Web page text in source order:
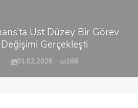
Üst Düzey Bir Görev
Değişimi Gerçekleşti
01.02.2026 168